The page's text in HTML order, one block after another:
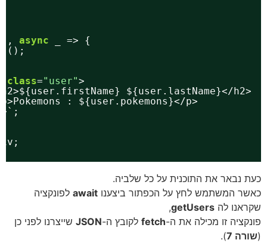
, async
_ => {
class="user">
${user.lastName}</h2>
: ${user.pokemons}</p>
כעת נבאר את התוכנית על כל שלביה.
כאשר המשתמש לחץ על הכפתור ביצענו await לפונקציה
שקראנו לה getUsers
,
פונקציה זו מכילה את ה-fetch לקובץ ה-JSON שייצרנו לפני כן
(שורה 7
).